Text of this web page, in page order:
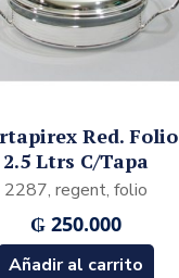
Red. Folio
2.5 Ltrs C/Tapa
2287, regent, folio
₲ 250.000
Añadir al carrito